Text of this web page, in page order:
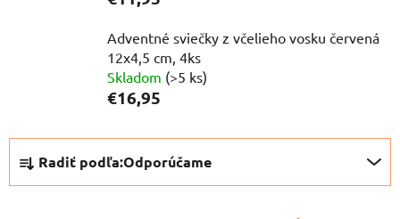
Adventné sviečky z včelieho vosku červená
12x4,5 cm, 4ks
Skladom (>5 ks)
€16,95
R
d
Radiť podľa:Odporúčame